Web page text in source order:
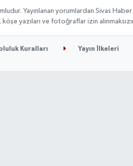
Yayınlanan yorumlardan Sivas
köşe yazıları ve fotoğraflar izin
Kuralları Yayın İlkeleri